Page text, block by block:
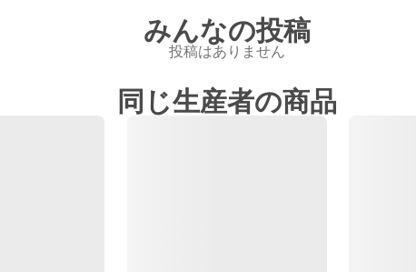
みんなの投稿
投稿はありません
同じ生産者の商品